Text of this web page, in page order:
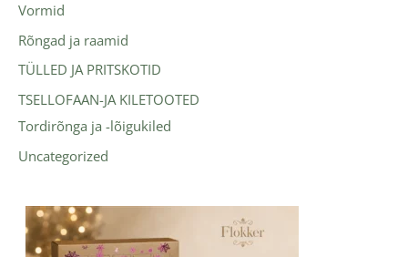
Vormid
Rõngad ja raamid
TÜLLED JA PRITSKOTID
TSELLOFAAN-JA KILETOOTED
Tordirõnga ja -lõigukiled
Uncategorized